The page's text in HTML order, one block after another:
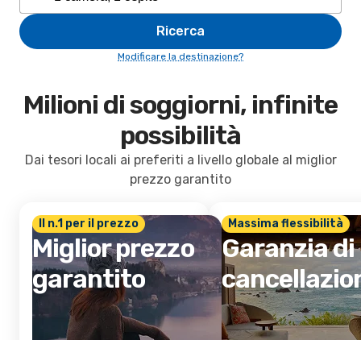
Ricerca
Modificare la destinazione?
Milioni di soggiorni, infinite
possibilità
Dai tesori locali ai preferiti a livello globale al miglior
prezzo garantito
Il n.1 per il prezzo
Miglior prezzo
garantito
Massima flessibilità
Garanzia di